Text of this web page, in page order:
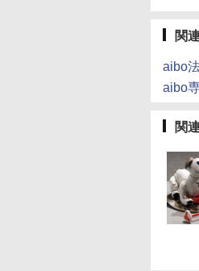
関
aibo
aibo
関